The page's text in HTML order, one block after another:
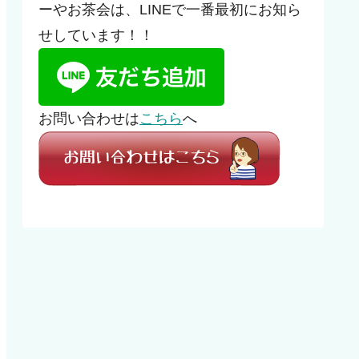
ーやお茶会は、LINEで一番最初にお知ら
せしています！！
お問い合わせはこちらへ